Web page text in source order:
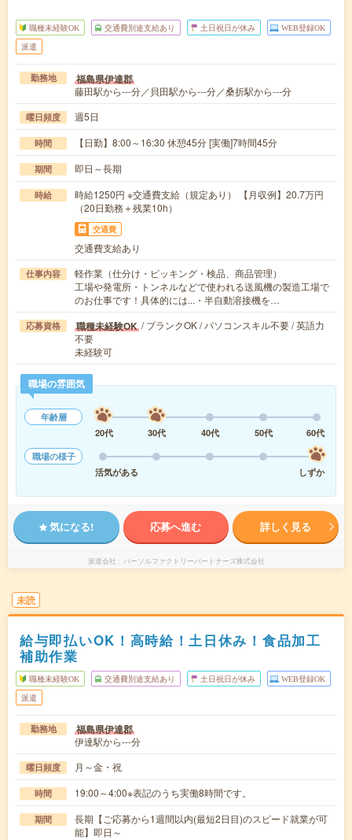
職種未経験OK 交通費別途支給あり 土日祝日が休み WEB登録OK
派遣
勤務地 福島県伊達郡
藤田駅から---分／貝田駅から---分／桑折駅から---分
曜日頻度 週5日
時間 【日勤】8:00～16:30 休憩45分 [実働]7時間45分
期間 即日～長期
時給
時給1250円 ※交通費支給（規定あり） 【月収例】20.7万円
（20日勤務＋残業10h）
交通費
交通費支給あり
仕事内容
軽作業（仕分け・ピッキング・検品、商品管理）
工場や発電所・トンネルなどで使われる送風機の製造工場で
のお仕事です！具体的には...・半自動溶接機を…
応募資格 職種未経験OK / ブランクOK / パソコンスキル不要 / 英語力
不要
未経験可
職場の雰囲気
年齢層
20代
30代 40代 50代
60代
職場の様子
活気がある
しずか
気になる! 応募へ進む 詳しく見る
派遣会社 パーソルファクトリーパートナーズ株式会社
未読
給与即払いOK！高時給！土日休み！食品加工
補助作業
職種未経験OK 交通費別途支給あり 土日祝日が休み WEB登録OK
派遣
勤務地 福島県伊達郡
伊達駅から---分
曜日頻度 月～金・祝
時間 19:00～4:00※表記のうち実働8時間です。
期間
長期【ご応募から1週間以内(最短2日目)のスピード就業が可
能】即日～